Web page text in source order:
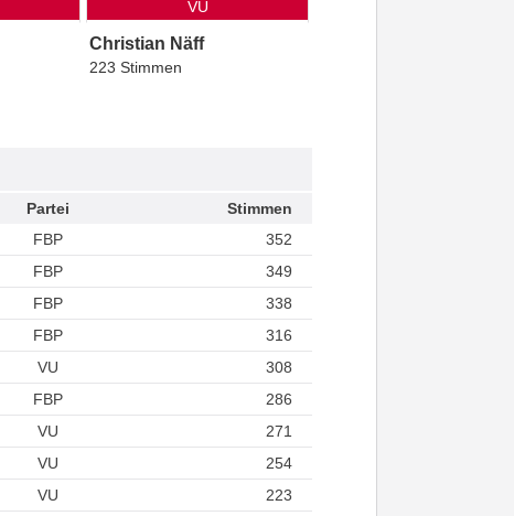
VU
Christian Näff
223 Stimmen
Partei
Stimmen
FBP
352
FBP
349
FBP
338
FBP
316
VU
308
FBP
286
VU
271
VU
254
VU
223